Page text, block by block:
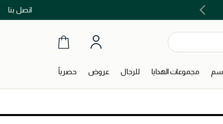
اتصل بنااشتري الآن و ادفع لاحقاً مع تابي و تمارا!
مجموعات الهدايا للرجال عروض حصرياً